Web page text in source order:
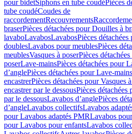
pour bidetSiphons en tube coudéPièces
tube coudéCoudes de
raccordementRecouvrements
braserPièces détachées pour Douilles à
lavaboLavabosLavabosPièces
doublesLavabos pour meublesPièces
meublesVasques à poserPièces
poserLave-mainsPièces détachées pour
d’anglePièces détachées pour Lave-
encastrerPièces détachées pour Vasques
encastrer par le dessousPièces détachées
par le dessousLavabos d’anglePièces
d’angleLavabos collectifsLavabos
pour Lavabos adaptés PMRLavabos
pour Lavabos pour enfantsLavabos